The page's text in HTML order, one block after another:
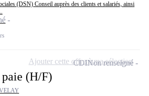
(DSN) Conseil auprès des clients et salariés, ainsi
(H/F)
CDINon renseigné
Ajouter cette offre à ma sélection